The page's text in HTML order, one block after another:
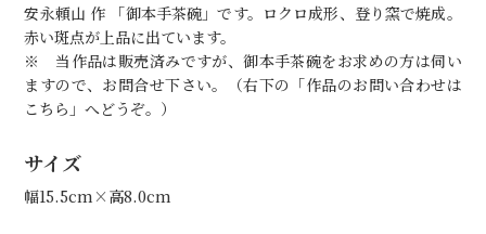
安永頼山 作 「御本手茶碗」です。ロクロ成形、登り窯で焼成。
赤い斑点が上品に出ています。
※ 当作品は販売済みですが、御本手茶碗をお求めの方は伺い
ますので、お問合せ下さい。（右下の「作品のお問い合わせは
こちら」へどうぞ。）
サイズ
幅15.5cm×高8.0cm